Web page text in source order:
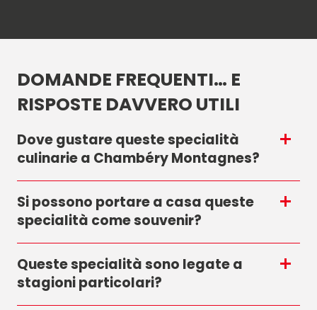
DOMANDE FREQUENTI… E
RISPOSTE DAVVERO UTILI
Dove gustare queste specialità
culinarie a Chambéry Montagnes?
Si possono portare a casa queste
specialità come souvenir?
Queste specialità sono legate a
stagioni particolari?